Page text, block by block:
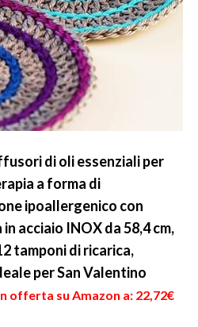
di oli essenziali per
a forma di
ipoallergenico con
acciaio INOX da 58,4 cm,
tamponi di ricarica,
per San Valentino
offerta su Amazon a: 22,72€